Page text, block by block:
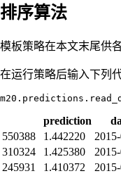
排序算法
模板策略在本文末尾供
在运行策略后输入下列
prediction
550388
1.442220
310324
1.425380
245931
1.410372